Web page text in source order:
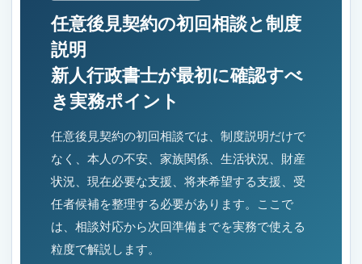
任意後見契約の初回相談と制度
説明
新人行政書士が最初に確認すべ
き実務ポイント
任意後見契約の初回相談では、制度説明だけで
なく、本人の不安、家族関係、生活状況、財産
状況、現在必要な支援、将来希望する支援、受
任者候補を整理する必要があります。ここで
は、相談対応から次回準備までを実務で使える
粒度で解説します。